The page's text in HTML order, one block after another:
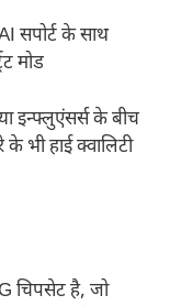
सपोर्ट के साथ
मोड
इन्फ्लुएंसर्स के बीच
भी हाई क्वालिटी
चिपसेट है, जो